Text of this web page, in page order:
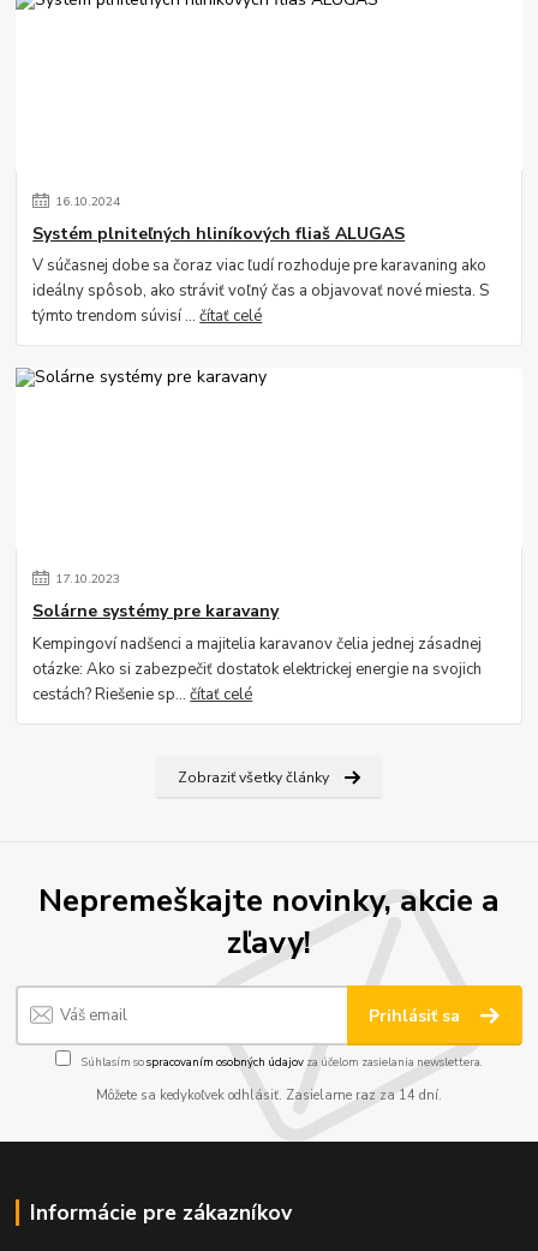
16.10.2024
Systém plniteľných hliníkových fliaš ALUGAS
V súčasnej dobe sa čoraz viac ľudí rozhoduje pre karavaning ako
ideálny spôsob, ako stráviť voľný čas a objavovať nové miesta. S
týmto trendom súvisí ...čítať celé
17.10.2023
Solárne systémy pre karavany
Kempingoví nadšenci a majitelia karavanov čelia jednej zásadnej
otázke: Ako si zabezpečiť dostatok elektrickej energie na svojich
cestách? Riešenie sp...čítať celé
Zobraziť všetky články
Nepremeškajte novinky, akcie a
zľavy!
Prihlásiť sa
Súhlasím sospracovaním osobných údajov za účelom zasielania newslettera.
Môžete sa kedykoľvek odhlásiť. Zasielame raz za 14 dní.
Informácie pre zákazníkov